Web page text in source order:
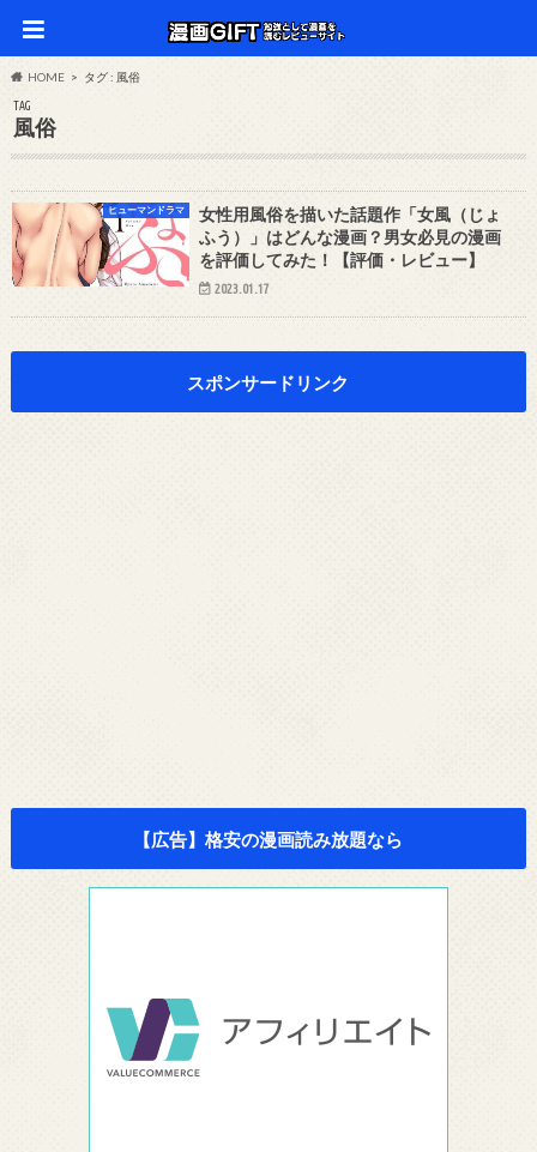
HOME タグ : 風俗
TAG
風俗
ヒューマンドラマ
女性用風俗を描いた話題作「女風（じょ
ふう）」はどんな漫画？男女必見の漫画
を評価してみた！【評価・レビュー】
2023.01.17
スポンサードリンク
【広告】格安の漫画読み放題なら